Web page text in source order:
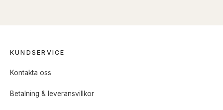
KUNDSERVICE
Kontakta oss
Betalning & leveransvillkor